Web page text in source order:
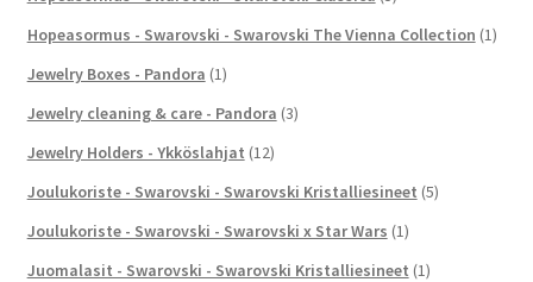
Hopeasormus - Swarovski - Swarovski The Vienna Collection (1)
Jewelry Boxes - Pandora (1)
Jewelry cleaning & care - Pandora (3)
Jewelry Holders - Ykköslahjat (12)
Joulukoriste - Swarovski - Swarovski Kristalliesineet (5)
Joulukoriste - Swarovski - Swarovski x Star Wars (1)
Juomalasit - Swarovski - Swarovski Kristalliesineet (1)